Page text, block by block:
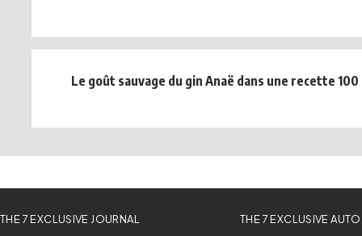
Le goût sauvage du gin Anaë dans une recette
THE 7 EXCLUSIVE JOURNAL THE 7 EXCLUSIVE AUTO